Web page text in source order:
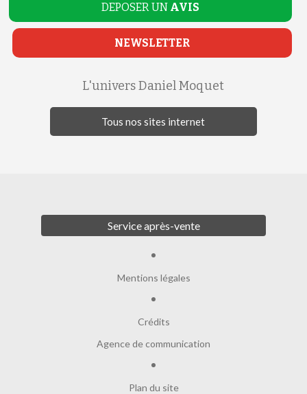
DEPOSER UN AVIS
NEWSLETTER
L'univers Daniel Moquet
Tous nos sites internet
Service après-vente
Mentions légales
Crédits
Agence de communication
Plan du site